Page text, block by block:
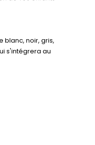
blanc, noir, gris,
s'intégrera au